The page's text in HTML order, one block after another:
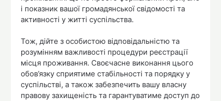
і показник вашої громадянської свідомості та
активності у житті суспільства.
Тож, дійте з особистою відповідальністю та
розумінням важливості процедури реєстрації
місця проживання. Своєчасне виконання цього
обов’язку сприятиме стабільності та порядку у
суспільстві, а також забезпечить вашу власну
правову захищеність та гарантуватиме доступ до